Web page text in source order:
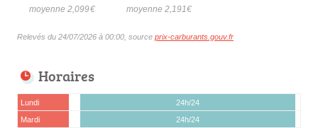
moyenne 2,099€ moyenne 2,191€
Relevés du 24/07/2026 à 00:00, source prix-carburants.gouv.fr
Horaires
Lundi
24h/24
Mardi
24h/24